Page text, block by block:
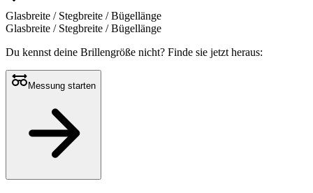
Glasbreite / Stegbreite / Bügellänge
Glasbreite / Stegbreite / Bügellänge
Du kennst deine Brillengröße nicht? Finde sie jetzt heraus:
Messung starten